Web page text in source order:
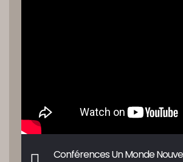
Conférences Un Monde